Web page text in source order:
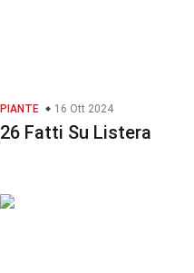
PIANTE 16 Ott 2024
26 Fatti Su Listera